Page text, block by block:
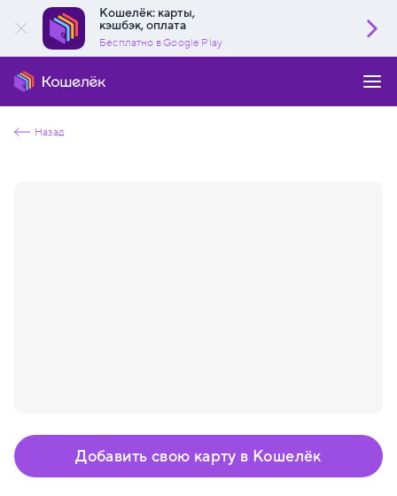
Кошелёк: карты,
кэшбэк, оплата
Бесплатно в Google Play
Назад
Добавить свою карту в Кошелёк